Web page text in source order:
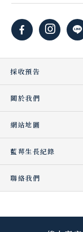
採收預告
關於我們
網站地圖
藍莓生長紀錄
聯絡我們